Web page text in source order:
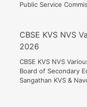
Public Service
CBSE KVS NVS
2026
CBSE KVS NVS
Board of Secondary
Sangathan KVS &